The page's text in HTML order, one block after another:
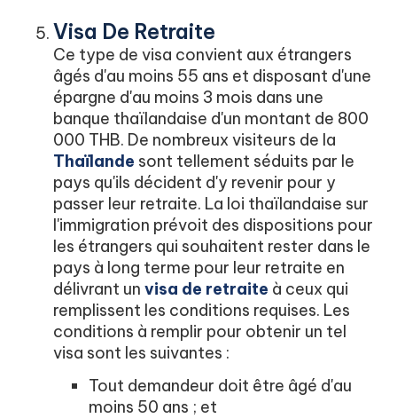
Visa De Retraite
Ce type de visa convient aux étrangers
âgés d'au moins 55 ans et disposant d'une
épargne d'au moins 3 mois dans une
banque thaïlandaise d'un montant de 800
000 THB. De nombreux visiteurs de la
Thaïlande sont tellement séduits par le
pays qu'ils décident d'y revenir pour y
passer leur retraite. La loi thaïlandaise sur
l'immigration prévoit des dispositions pour
les étrangers qui souhaitent rester dans le
pays à long terme pour leur retraite en
délivrant un visa de retraite à ceux qui
remplissent les conditions requises. Les
conditions à remplir pour obtenir un tel
visa sont les suivantes :
Tout demandeur doit être âgé d'au
moins 50 ans ; et